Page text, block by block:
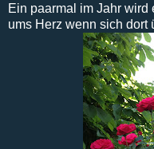
Ein paarmal im Jahr
ums Herz wenn sich dort